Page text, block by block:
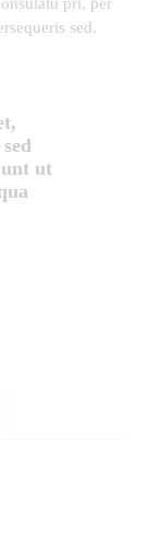
sed.
ut